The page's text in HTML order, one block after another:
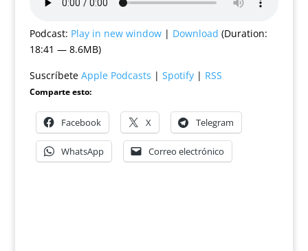
Podcast: Play in new window| Download (Duration:
18:41 — 8.6MB)
Suscríbete Apple Podcasts | Spotify| RSS
Comparte esto:
Facebook X Telegram
WhatsApp Correo electrónico